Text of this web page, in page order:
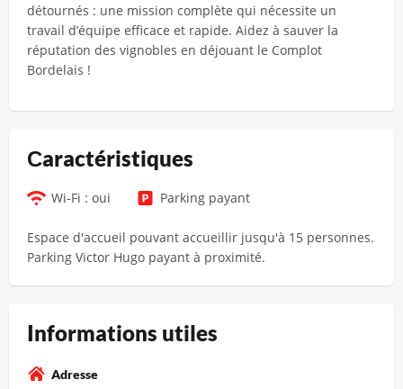
détournés : une mission complète qui nécessite un
travail d’équipe efficace et rapide. Aidez à sauver la
réputation des vignobles en déjouant le Complot
Bordelais !
Сaractéristiques
Wi-Fi : oui Parking payant
Espace d'accueil pouvant accueillir jusqu'à 15 personnes.
Parking Victor Hugo payant à proximité.
Informations utiles
Adresse